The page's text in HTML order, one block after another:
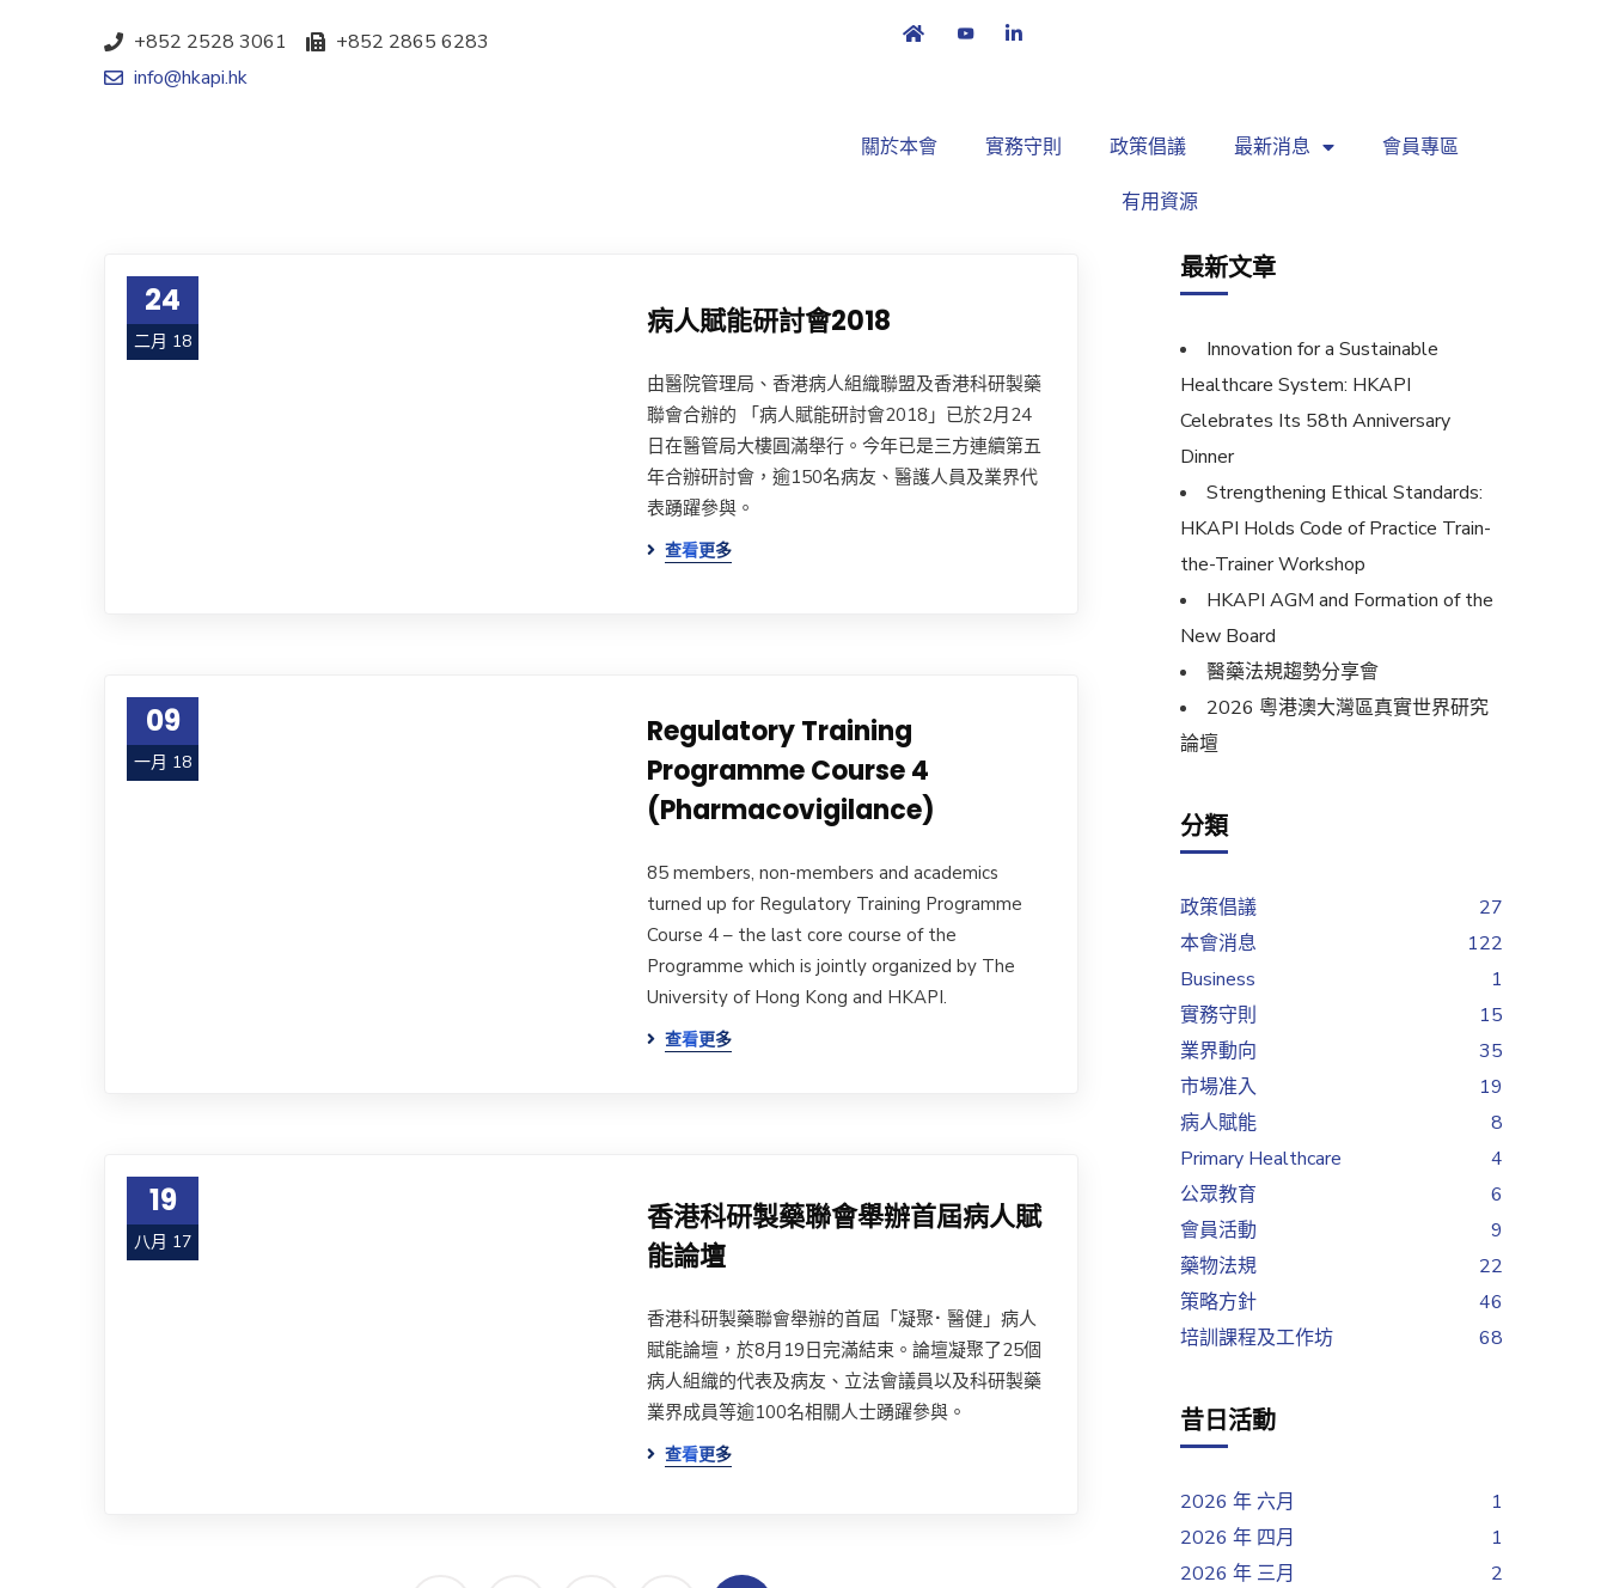
+852 2528 3061
+852 2865 6283
info@hkapi.hk
關於本會 實務守則 政策倡議 最新消息 會員專區
有用資源
24
二月 18
病人賦能研討會2018
由醫院管理局、香港病人組織聯盟及香港科研製藥
聯會合辦的 「病人賦能研討會2018」已於2月24
日在醫管局大樓圓滿舉行。今年已是三方連續第五
年合辦研討會，逾150名病友、醫護人員及業界代
表踴躍參與。
查看更多
09
一月 18
Regulatory Training
Programme Course 4
(Pharmacovigilance)
85 members, non-members and academics
turned up for Regulatory Training Programme
Course 4 – the last core course of the
Programme which is jointly organized by The
University of Hong Kong and HKAPI.
查看更多
19
八月 17
香港科研製藥聯會舉辦首屆病人賦
能論壇
香港科研製藥聯會舉辦的首屆「凝聚⠂醫健」病人
賦能論壇，於8月19日完滿結束。論壇凝聚了25個
病人組織的代表及病友、立法會議員以及科研製藥
業界成員等逾100名相關人士踴躍參與。
查看更多
最新文章
Innovation for a Sustainable
Healthcare System: HKAPI
Celebrates Its 58th Anniversary
Dinner
Strengthening Ethical Standards:
HKAPI Holds Code of Practice Train-
the-Trainer Workshop
HKAPI AGM and Formation of the
New Board
醫藥法規趨勢分享會
2026 粵港澳大灣區真實世界研究
論壇
分類
政策倡議
27
本會消息
122
Business
1
實務守則
15
業界動向
35
市場准入
19
病人賦能
8
Primary Healthcare
4
公眾教育
6
會員活動
9
藥物法規
22
策略方針
46
培訓課程及工作坊
68
昔日活動
2026 年 六月
1
2026 年 四月
1
2026 年 三月
2